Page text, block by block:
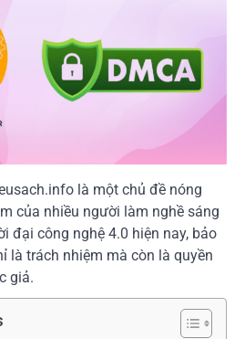
là một chủ đề nóng
của nhiều người làm nghề sáng
đại công nghệ 4.0 hiện nay, bảo
là trách nhiệm mà còn là quyền
giả.